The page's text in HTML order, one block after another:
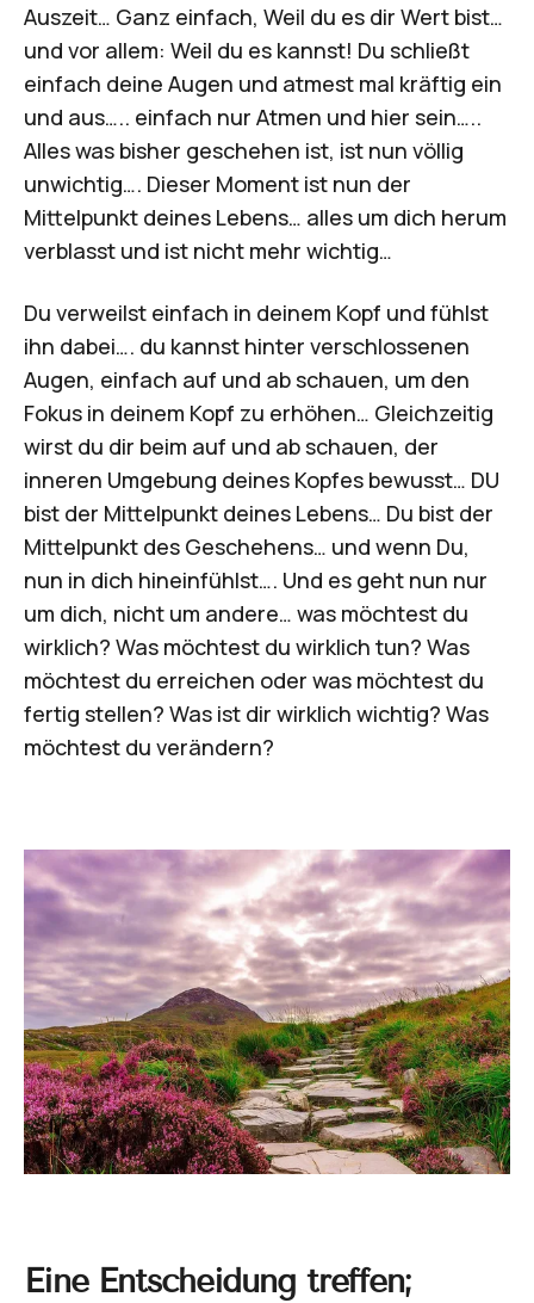
Auszeit… Ganz einfach, Weil du es dir Wert bist…
und vor allem: Weil du es kannst! Du schließt
einfach deine Augen und atmest mal kräftig ein
und aus….. einfach nur Atmen und hier sein…..
Alles was bisher geschehen ist, ist nun völlig
unwichtig…. Dieser Moment ist nun der
Mittelpunkt deines Lebens… alles um dich herum
verblasst und ist nicht mehr wichtig…
Du verweilst einfach in deinem Kopf und fühlst
ihn dabei…. du kannst hinter verschlossenen
Augen, einfach auf und ab schauen, um den
Fokus in deinem Kopf zu erhöhen… Gleichzeitig
wirst du dir beim auf und ab schauen, der
inneren Umgebung deines Kopfes bewusst… DU
bist der Mittelpunkt deines Lebens… Du bist der
Mittelpunkt des Geschehens… und wenn Du,
nun in dich hineinfühlst…. Und es geht nun nur
um dich, nicht um andere… was möchtest du
wirklich? Was möchtest du wirklich tun? Was
möchtest du erreichen oder was möchtest du
fertig stellen? Was ist dir wirklich wichtig? Was
möchtest du verändern?
Eine Entscheidung treffen;